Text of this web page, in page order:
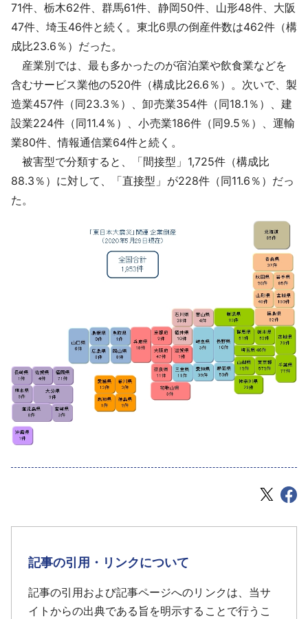
71件、栃木62件、群馬61件、静岡50件、山形48件、大阪
47件、埼玉46件と続く。東北6県の倒産件数は462件（構
成比23.6％）だった。
産業別では、最も多かったのが宿泊業や飲食業などを
含むサービス業他の520件（構成比26.6％）。次いで、製
造業457件（同23.3％）、卸売業354件（同18.1％）、建
設業224件（同11.4％）、小売業186件（同9.5％）、運輸
業80件、情報通信業64件と続く。
被害型で分類すると、「間接型」1,725件（構成比
88.3％）に対して、「直接型」が228件（同11.6％）だっ
た。
記事の引用・リンクについて
記事の引用および記事ページへのリンクは、当サ
イトからの出典である旨を明示することで行うこ